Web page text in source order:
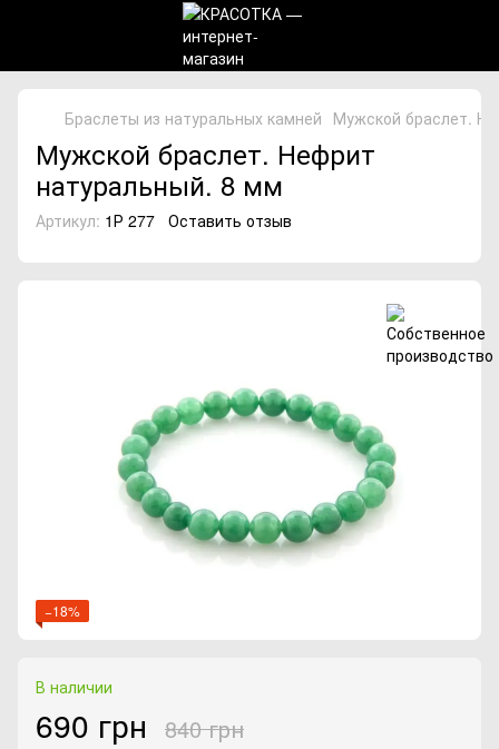
Браслеты из натуральных камней Мужской браслет.
Мужской браслет. Нефрит
натуральный. 8 мм
Артикул: 1Р 277 Оставить отзыв
−18%
В наличии
690 грн 840 грн